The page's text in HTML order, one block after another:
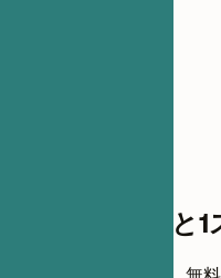
スコアまであと